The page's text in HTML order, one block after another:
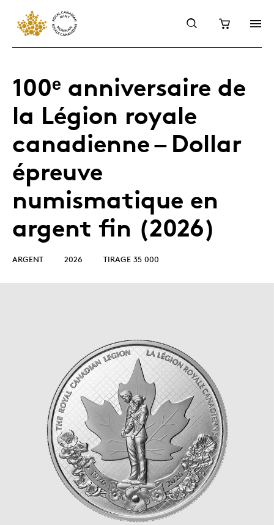
100ᵉ anniversaire de
la Légion royale
canadienne – Dollar
épreuve
numismatique en
argent fin (2026)
ARGENT 2026 TIRAGE 35 000